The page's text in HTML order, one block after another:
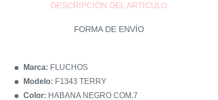
DESCRIPCIÓN DEL ARTÍCULO
FORMA DE ENVÍO
Marca: FLUCHOS
Modelo: F1343 TERRY
Color: HABANA NEGRO COM.7